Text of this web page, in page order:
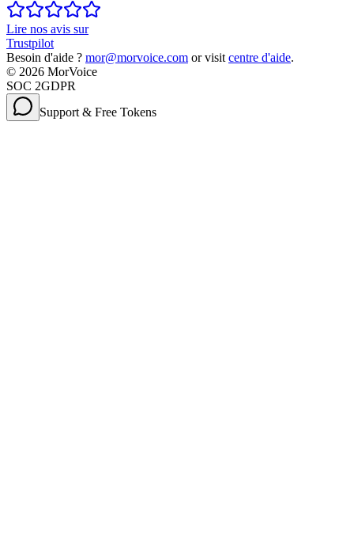
Lire nos avis sur
Trustpilot
Besoin d'aide ? mor@morvoice.com or visit centre d'aide.
© 2026 MorVoice
SOC 2GDPR
Support & Free Tokens